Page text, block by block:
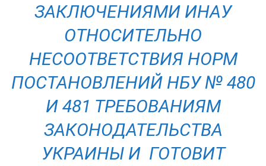
ЗАКЛЮЧЕНИЯМИ ИНАУ
ОТНОСИТЕЛЬНО
НЕСООТВЕТСТВИЯ НОРМ
ПОСТАНОВЛЕНИЙ НБУ № 480
И 481 ТРЕБОВАНИЯМ
ЗАКОНОДАТЕЛЬСТВА
УКРАИНЫ И ГОТОВИТ